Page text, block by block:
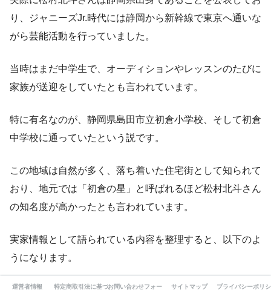
り、ジャニーズJr.時代には静岡から新幹線で東京へ通いな
がら芸能活動を行っていました。
当時はまだ中学生で、オーディションやレッスンのたびに
家族が送迎をしていたとも言われています。
特に有名なのが、静岡県島田市立初倉小学校、そして初倉
中学校に通っていたという説です。
この地域は自然が多く、落ち着いた住宅街として知られて
おり、地元では「初倉の星」と呼ばれるほど松村北斗さん
の知名度が高かったとも言われています。
実家情報として語られている内容を整理すると、以下のよ
うになります。
運営者情報 特定商取引法に基づく表記お問い合わせフォーム サイトマップ プライバシーポリ